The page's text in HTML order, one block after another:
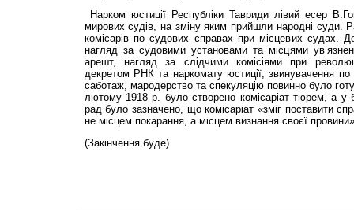
Нарком юстиції Республіки Тавриди лівий есер
мирових судів, на зміну яким прийшли народні суди.
комісарів по судових справах при місцевих судах.
нагляд за судовими установами та місцями
арешт, нагляд за слідчими комісіями при
декретом РНК та наркомату юстиції, звинувачення
саботаж, мародерство та спекуляцію повинно було
лютому 1918 р. було створено комісаріат тюрем, а у
рад було зазначено, що комісаріат «зміг поставити
не місцем покарання, а місцем визнання своєї
(Закінчення буде)